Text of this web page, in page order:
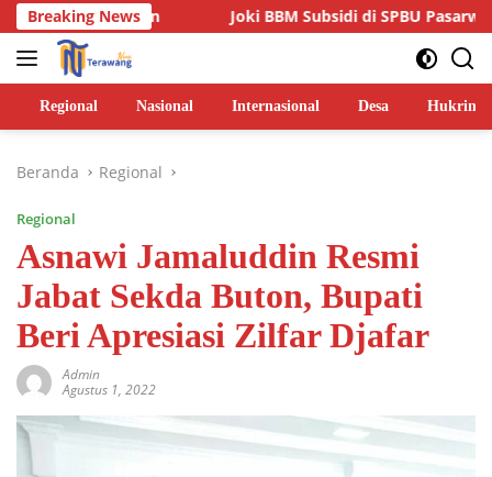
Langsung
ke
konten
Breaking NewsJoki BBM Subsidi di SPBU Pasarwajo Makin
Regional Nasional Internasional Desa Hukrim
Beranda Regional
Regional
Asnawi Jamaluddin Resmi
Jabat Sekda Buton, Bupati
Beri Apresiasi Zilfar Djafar
Admin
Agustus 1, 2022